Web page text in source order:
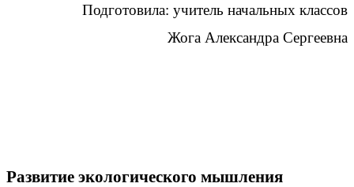
Подготовила: учитель начальных классов
Жога Александра Сергеевна
Развитие экологического мышления